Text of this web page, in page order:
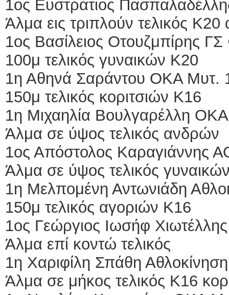
1ος Ευστράτιος
Άλμα εις τριπλούν τελικός
1ος Βασίλειος Οτουζμπίρης
100μ τελικός γυναικών Κ20
1η Αθηνά Σαράντου ΟΚΑ Μυτ.
150μ τελικός κοριτσιών Κ16
1η Μιχαηλία Βουλγαρέλλη
Άλμα σε ύψος τελικός ανδρών
1ος Απόστολος Καραγιάννης
Άλμα σε ύψος τελικός
1η Μελπομένη Αντωνιάδη
150μ τελικός αγοριών Κ16
1ος Γεώργιος Ιωσήφ
Άλμα επί κοντώ τελικός
1η Χαριφίλη Σπάθη
Άλμα σε μήκος τελικός Κ16